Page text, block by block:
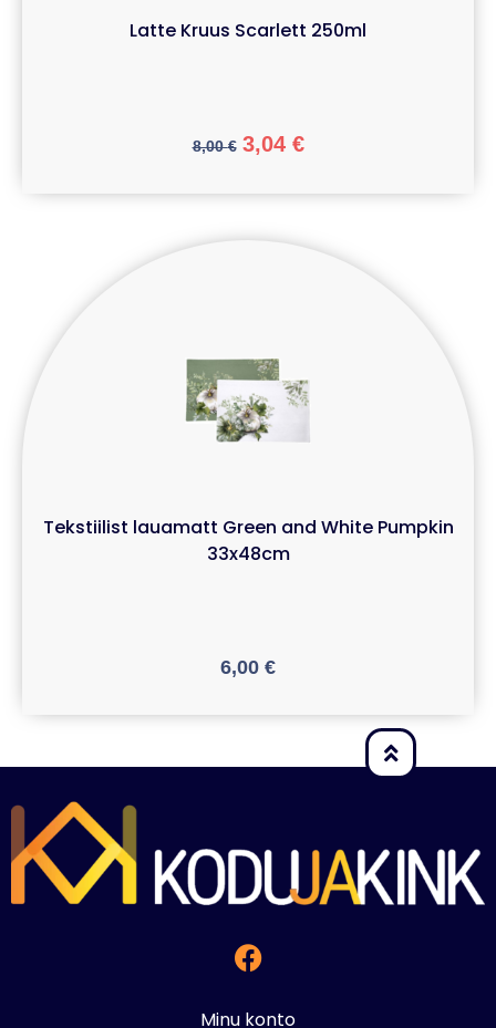
Latte Kruus Scarlett 250ml
8,00€ 3,04 €
Tekstiilist lauamatt Green and White Pumpkin
33x48cm
6,00 €
Minu konto